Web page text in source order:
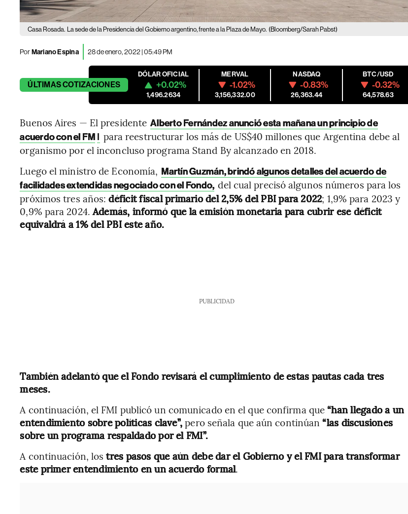
Casa Rosada. La sede de la Presidencia del Gobierno argentino, frente a la Plaza de Mayo. (Bloomberg/Sarah Pabst)
PorMariano Espina 28 de enero, 2022 | 05:49 PM
ÚLTIMASCOTIZACIONES
DÓLAR OFICIAL
+0.02%
1,496.2634
MERVAL
-1.02%
3,156,332.00
NASDAQ
-0.83%
26,363.44
BTC/USD
-0.32%
64,578.63
Buenos Aires — El presidente Alberto Fernández anunció esta mañana un principio de
acuerdo con el FM I para reestructurar los más de US$40 millones que Argentina debe al
organismo por el inconcluso programa Stand By alcanzado en 2018.
Luego el ministro de Economía, Martín Guzmán, brindó algunos detalles del acuerdo de
facilidades extendidas negociado con el Fondo, del cual precisó algunos números para los
próximos tres años: déficit fiscal primario del 2,5% del PBI para 2022; 1,9% para 2023 y
0,9% para 2024.Además, informó que la emisión monetaria para cubrir ese déficit
equivaldrá a 1% del PBI este año.
PUBLICIDAD
También adelantó que el Fondo revisará el cumplimiento de estas pautas cada tres
meses.
A continuación, el FMI publicó un comunicado en el que confirma que“han llegado a un
entendimiento sobre políticas clave”,pero señala que aún continúan“las discusiones
sobre un programa respaldado por el FMI”.
A continuación, lostres pasos que aún debe dar el Gobierno y el FMI para transformar
este primer entendimiento en un acuerdo formal.